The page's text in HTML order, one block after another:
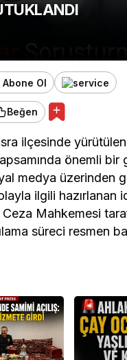
Ol
Beğen
ilçesinde
önemli bir
medya üzerinden
ilgili hazırlanan
Ceza Mahkemesi
süreci resmen